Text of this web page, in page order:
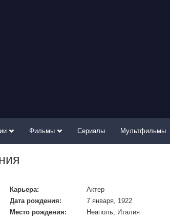
Фильмы Сериалы Мультфильмы
Карьера:
Актер
Дата рождения:
7 января, 1922
Место рождения:
Неаполь, Италия